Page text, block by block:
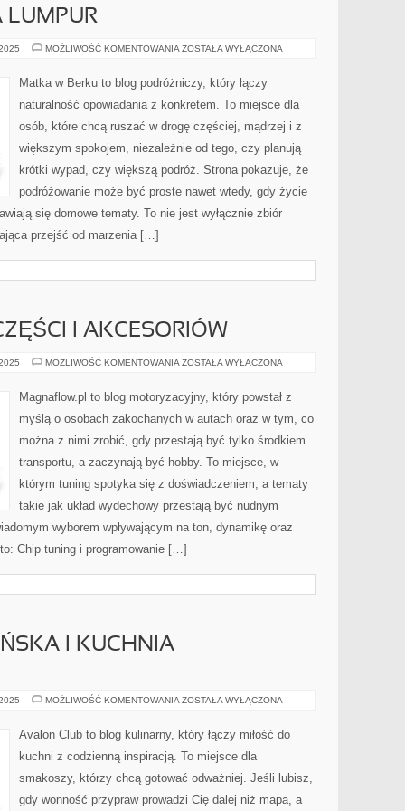
MOŻLIWOŚĆ KOMENTOWANIA KANADA
LUMPUR
ZOSTAŁA WYŁĄCZONA
Matka w Berku to blog podróżniczy, który łączy
naturalność opowiadania z konkretem. To miejsce dla
osób, które chcą ruszać w drogę częściej, mądrzej i z
większym spokojem, niezależnie od tego, czy planują
krótki wypad, czy większą podróż. Strona pokazuje, że
podróżowanie może być proste nawet wtedy, gdy życie
się domowe tematy. To nie jest wyłącznie zbiór
przejść od marzenia […]
I AKCESORIÓW
MOŻLIWOŚĆ KOMENTOWANIA TESTY
AKCESORIÓW
ZOSTAŁA WYŁĄCZONA
Magnaflow.pl to blog motoryzacyjny, który powstał z
myślą o osobach zakochanych w autach oraz w tym, co
można z nimi zrobić, gdy przestają być tylko środkiem
transportu, a zaczynają być hobby. To miejsce, w
którym tuning spotyka się z doświadczeniem, a tematy
takie jak układ wydechowy przestają być nudnym
wyborem wpływającym na ton, dynamikę oraz
Chip tuning i programowanie […]
I KUCHNIA
MOŻLIWOŚĆ KOMENTOWANIA KUCHNIA
KUCHNIA
PORTUGALSKA
ZOSTAŁA WYŁĄCZONA
Avalon Club to blog kulinarny, który łączy miłość do
kuchni z codzienną inspiracją. To miejsce dla
smakoszy, którzy chcą gotować odważniej. Jeśli lubisz,
gdy wonność przypraw prowadzi Cię dalej niż mapa, a